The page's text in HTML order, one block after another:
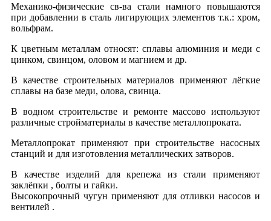
Механико-физические св-ва стали намного повышаются
при добавлении в сталь лигирующих элементов т.к.: хром,
вольфрам.
К цветным металлам относят: сплавы алюминия и меди с
цинком, свинцом, оловом и магнием и др.
В качестве строительных материалов применяют лёгкие
сплавы на базе меди, олова, свинца.
В водном строительстве и ремонте массово используют
различные стройматериалы в качестве металлопроката.
Металлопрокат применяют при строительстве насосных
станций и для изготовления металлических затворов.
В качестве изделий для крепежа из стали применяют
заклёпки , болты и гайки.
Высокопрочный чугун применяют для отливки насосов и
вентилей .